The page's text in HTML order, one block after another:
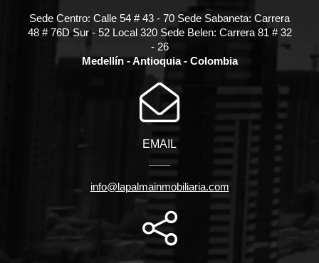
Sede Centro: Calle 54 # 43 - 70 Sede Sabaneta: Carrera
48 # 76D Sur - 52 Local 320 Sede Belen: Carrera 81 # 32
- 26
Medellín - Antioquia - Colombia
EMAIL
info@lapalmainmobiliaria.com